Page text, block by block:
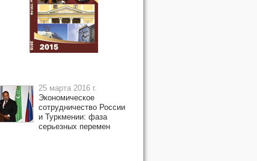
25 марта 2016 г.
Экономическое
сотрудничество России
и Туркмении: фаза
серьезных перемен